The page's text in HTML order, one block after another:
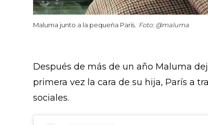
Maluma junto a la pequeña París. Foto: @maluma
Después de más de un año Maluma
primera vez la cara de su hija, París a
sociales.